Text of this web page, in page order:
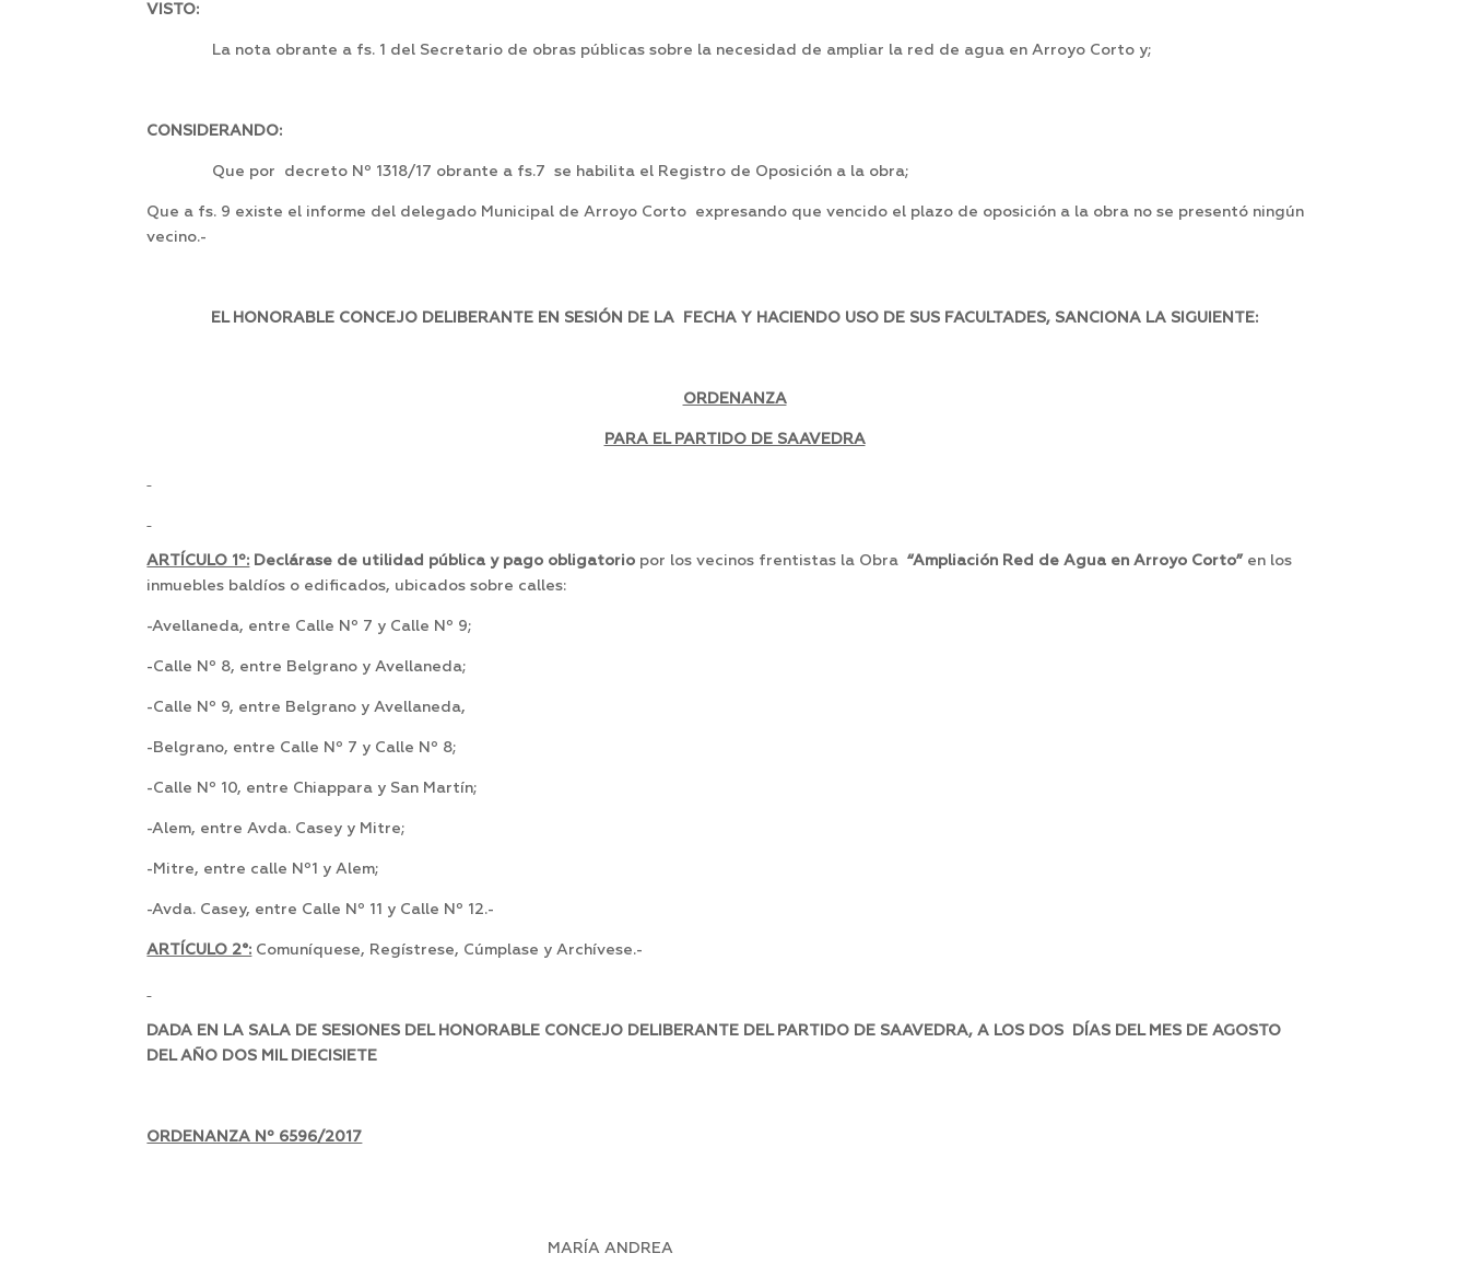
VISTO:
La nota obrante a fs. 1 del Secretario de obras públicas sobre la necesidad de ampliar la red de agua en Arroyo Corto y;
CONSIDERANDO:
Que por decreto Nº 1318/17 obrante a fs.7 se habilita el Registro de Oposición a la obra;
Que a fs. 9 existe el informe del delegado Municipal de Arroyo Corto expresando que vencido el plazo de oposición a la obra no se presentó ningún
vecino.-
EL HONORABLE CONCEJO DELIBERANTE EN SESIÓN DE LA FECHA Y HACIENDO USO DE SUS FACULTADES, SANCIONA LA SIGUIENTE:
ORDENANZA
PARA EL PARTIDO DE SAAVEDRA
ARTÍCULO 1º: Declárase de utilidad pública y pago obligatorio por los vecinos frentistas la Obra“Ampliación Red de Agua en Arroyo Corto” en los
inmuebles baldíos o edificados, ubicados sobre calles:
-Avellaneda, entre Calle Nº 7 y Calle Nº 9;
-Calle Nº 8, entre Belgrano y Avellaneda;
-Calle Nº 9, entre Belgrano y Avellaneda,
-Belgrano, entre Calle Nº 7 y Calle Nº 8;
-Calle Nº 10, entre Chiappara y San Martín;
-Alem, entre Avda. Casey y Mitre;
-Mitre, entre calle Nº1 y Alem;
-Avda. Casey, entre Calle Nº 11 y Calle Nº 12.-
ARTÍCULO 2°: Comuníquese, Regístrese, Cúmplase y Archívese.-
DADA EN LA SALA DE SESIONES DEL HONORABLE CONCEJO DELIBERANTE DEL PARTIDO DE SAAVEDRA, A LOS DOS DÍAS DEL MES DE AGOSTO
DEL AÑO DOS MIL DIECISIETE
ORDENANZA Nº 6596/2017
MARÍA ANDREA